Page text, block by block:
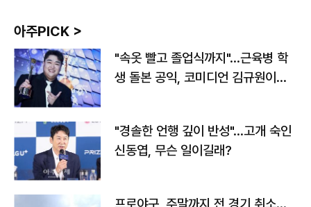
아주PICK >
"속옷 빨고 졸업식까지"…근육병 학
생 돌본 공익, 코미디언 김규원이었
"경솔한 언행 깊이 반성"…고개 숙인
신동엽, 무슨 일이길래?
프로야구, 주말까지 전 경기 취소…